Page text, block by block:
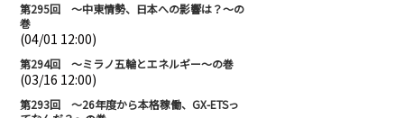
第295回 ～中東情勢、日本への影響は？～の
巻
(04/01 12:00)
第294回 ～ミラノ五輪とエネルギー～の巻
(03/16 12:00)
第293回 ～26年度から本格稼働、GX-ETSっ